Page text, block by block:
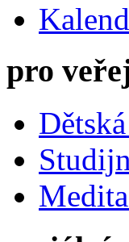
pro